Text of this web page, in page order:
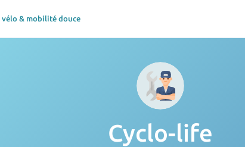
vélo & mobilité douce
Cyclo-life